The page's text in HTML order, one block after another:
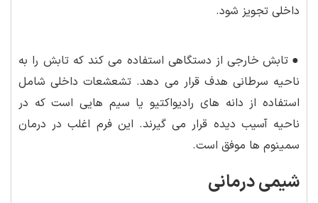
داخلی تجویز شود.
● تابش خارجی از دستگاهی استفاده می کند که تابش را به
ناحیه سرطانی هدف قرار می دهد. تشعشعات داخلی شامل
استفاده از دانه های رادیواکتیو یا سیم هایی است که در
ناحیه آسیب دیده قرار می گیرند. این فرم اغلب در درمان
سمینوم ها موفق است.
شیمی درمانی